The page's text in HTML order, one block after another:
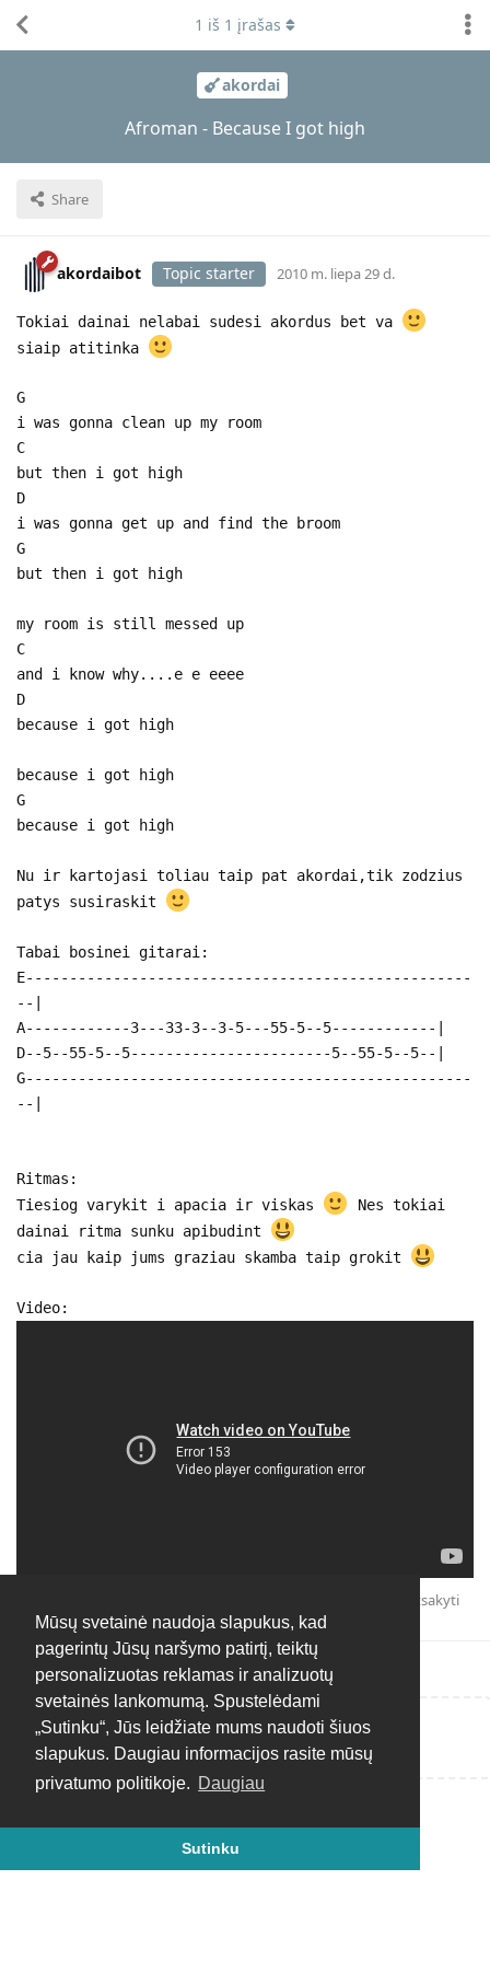
Mūsų svetainė naudoja slapukus, kad
pagerintų Jūsų naršymo patirtį, teiktų
personalizuotas reklamas ir analizuotų
svetainės lankomumą. Spustelėdami
„Sutinku“, Jūs leidžiate mums naudoti šiuos
slapukus. Daugiau informacijos rasite mūsų
privatumo politikoje. Daugiau
Sutinku
akordai
Afroman - Because I got high
Share
1 iš 1 įrašas
akordaibot Topic starter 2010 m. liepa 29 d.
Tokiai dainai nelabai sudesi akordus bet va
siaip atitinka
G
i was gonna clean up my room
C
but then i got high
D
i was gonna get up and find the broom
G
but then i got high
my room is still messed up
C
and i know why....e e eeee
D
because i got high
because i got high
G
because i got high
Nu ir kartojasi toliau taip pat akordai,tik zodzius
patys susiraskit
Tabai bosinei gitarai:
E---------------------------------------------------
--|
A------------3---33-3--3-5---55-5--5------------|
D--5--55-5--5-----------------------5--55-5--5--|
G---------------------------------------------------
--|
Ritmas:
Tiesiog varykit i apacia ir viskas
Nes tokiai
dainai ritma sunku apibudint
cia jau kaip jums graziau skamba taip grokit
Video:
Atsakyti
Rašyti atsakymą...